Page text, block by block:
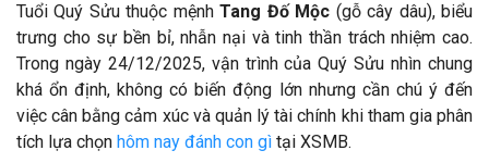
Tuổi Quý Sửu thuộc mệnhTang Đố Mộc (gỗ cây dâu), biểu
trưng cho sự bền bỉ, nhẫn nại và tinh thần trách nhiệm cao.
Trong ngày 24/12/2025, vận trình của Quý Sửu nhìn chung
khá ổn định, không có biến động lớn nhưng cần chú ý đến
việc cân bằng cảm xúc và quản lý tài chính khi tham gia phân
tích lựa chọn hôm nay đánh con gì tại XSMB.